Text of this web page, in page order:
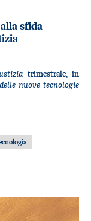
sfida
trimestrale, in
nuove tecnologie